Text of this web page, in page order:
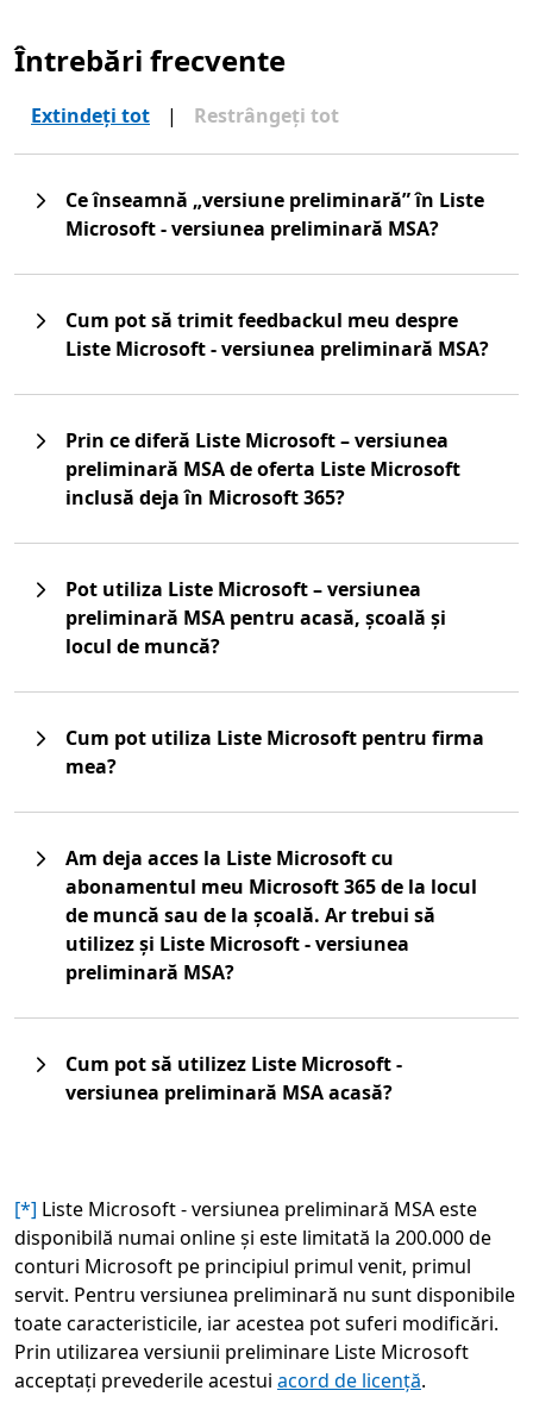
Întrebări frecvente
Extindeți tot | Restrângeți tot
Ce înseamnă „versiune preliminară” în Liste
Microsoft - versiunea preliminară MSA?
Cum pot să trimit feedbackul meu despre
Liste Microsoft - versiunea preliminară MSA?
Prin ce diferă Liste Microsoft – versiunea
preliminară MSA de oferta Liste Microsoft
inclusă deja în Microsoft 365?
Pot utiliza Liste Microsoft – versiunea
preliminară MSA pentru acasă, școală și
locul de muncă?
Cum pot utiliza Liste Microsoft pentru firma
mea?
Am deja acces la Liste Microsoft cu
abonamentul meu Microsoft 365 de la locul
de muncă sau de la școală. Ar trebui să
utilizez și Liste Microsoft - versiunea
preliminară MSA?
Cum pot să utilizez Liste Microsoft -
versiunea preliminară MSA acasă?
[*] Liste Microsoft - versiunea preliminară MSA este
disponibilă numai online și este limitată la 200.000 de
conturi Microsoft pe principiul primul venit, primul
servit. Pentru versiunea preliminară nu sunt disponibile
toate caracteristicile, iar acestea pot suferi modificări.
Prin utilizarea versiunii preliminare Liste Microsoft
acceptați prevederile acestui acord de licență.